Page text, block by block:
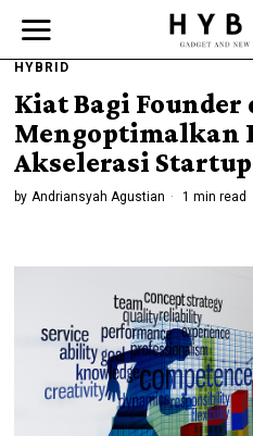
HYBRID
Kiat Bagi Founder
Mengoptimalkan
Akselerasi Startup
by Andriansyah Agustian 1 min read